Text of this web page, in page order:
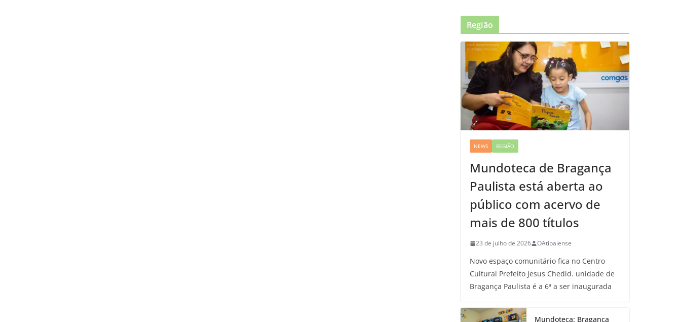
Região
NEWS REGIÃO
Mundoteca de Bragança
Paulista está aberta ao
público com acervo de
mais de 800 títulos
23 de julho de 2026 OAtibaiense
Novo espaço comunitário fica no Centro
Cultural Prefeito Jesus Chedid. unidade de
Bragança Paulista é a 6ª a ser inaugurada
Mundoteca: Bragança